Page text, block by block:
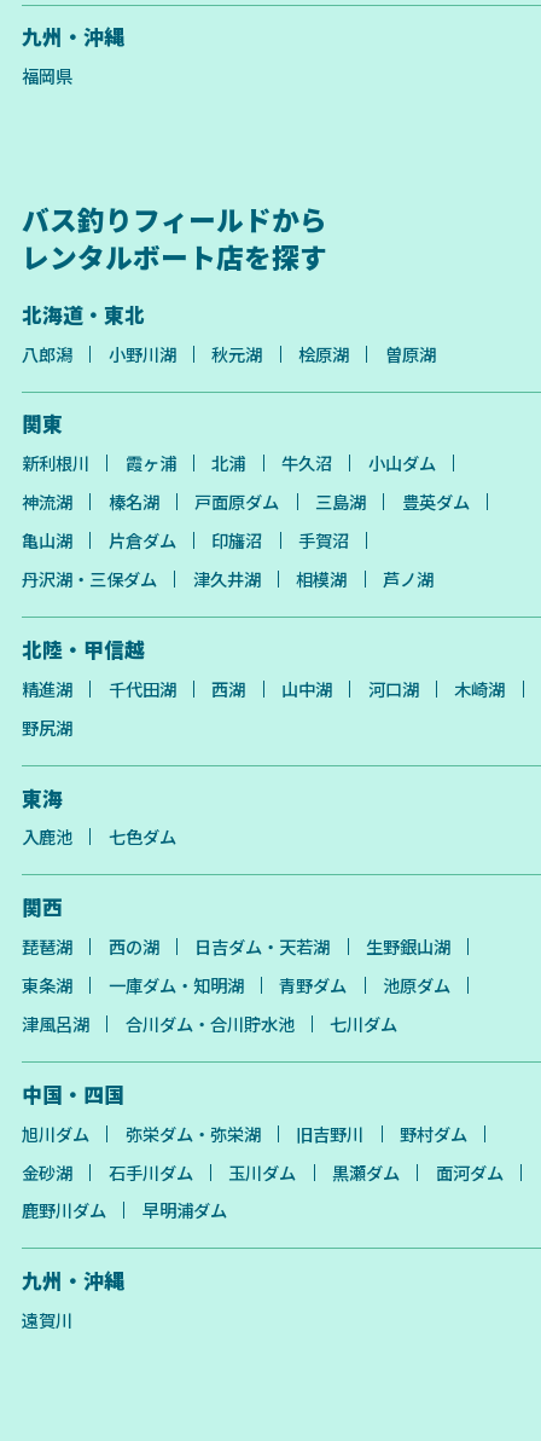
九州・沖縄
福岡県
バス釣りフィールドから
レンタルボート店を探す
北海道・東北
八郎潟 小野川湖 秋元湖 桧原湖 曽原湖
関東
新利根川 霞ヶ浦 北浦 牛久沼
小山ダム
神流湖
榛名湖 戸面原ダム 三島湖
豊英ダム
亀山湖
片倉ダム 印旛沼
手賀沼
丹沢湖・三保ダム
津久井湖 相模湖 芦ノ湖
北陸・甲信越
精進湖 千代田湖 西湖 山中湖 河口湖
木崎湖
野尻湖
東海
入鹿池 七色ダム
関西
琵琶湖 西の湖 日吉ダム・天若湖
生野銀山湖
東条湖
一庫ダム・知明湖 青野ダム
池原ダム
津風呂湖
合川ダム・合川貯水池 七川ダム
中国・四国
旭川ダム 弥栄ダム・弥栄湖 旧吉野川
野村ダム
金砂湖
石手川ダム 玉川ダム 黒瀬ダム
面河ダム
鹿野川ダム
早明浦ダム
九州・沖縄
遠賀川